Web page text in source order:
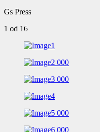
Gs Press
1 od 16